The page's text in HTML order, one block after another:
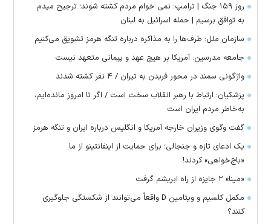
روز ۱۵۹ جنگ | ترامپ: نمی خوام مردم کشته شوند؛ ترجیح میدم
به توافق برسیم | حمله اسرائیل به لبنان
سازمان ملل: طرف‌ها را به مذاکره درباره تنگه هرمز تشویق می‌کنیم
جامعه مدرسین: آمریکا بر هیچ عهد و پیمانی متعهد نیست
واژگونی سمند در محور فریدن به تیران / ۴ نفر کشته شدند
پزشکیان: ارتباط با رهبر انقلاب سخت است / اگر تا امروز مانده‌ایم،
به‌خاطر مردم ایران است
گفت وگوی وزیران خارجه آمریکا و انگلیس درباره ایران و تنگه هرمز
یک ادعای تازه و جنجالی؛ برای حمایت از اینفانتینو از ما
«باج‌خواهی» کردند!
«مینا» ۲ جایزه از راه ابریشم گرفت
مکمل کلسیم و ویتامین D واقعاً می‌توانند از شکستگی جلوگیری
کنند؟